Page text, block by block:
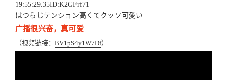
19:55:29.35ID:K2GFrf71
はつらじテンション高くてクッソ可愛い
广播很兴奋，真可爱
（视频链接： BV1pS4y1W7Df）